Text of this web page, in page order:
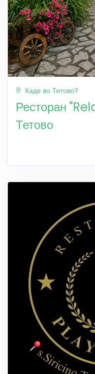
Каде во Тетово?
Ресторан
Тетово